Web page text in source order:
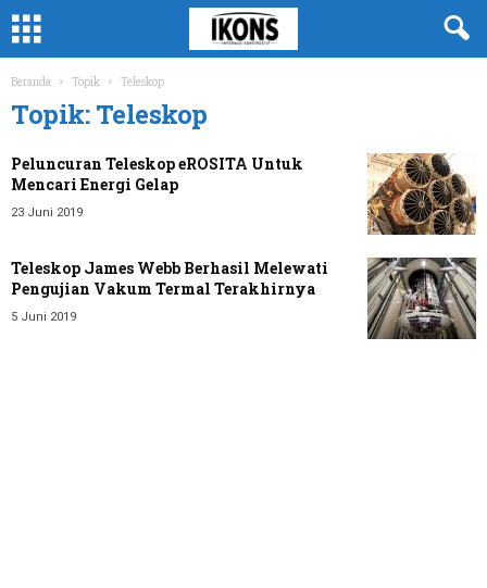
Beranda Topik Teleskop
Topik: Teleskop
Peluncuran Teleskop eROSITA Untuk
Mencari Energi Gelap
23 Juni 2019
Teleskop James Webb Berhasil Melewati
Pengujian Vakum Termal Terakhirnya
5 Juni 2019